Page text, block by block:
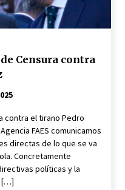
a juicio popular se
del Gobierno del
de León XIV
que le apoyen en
al rojo vivo en la
Censura contra
contra el tirano Pedro
FAES comunicamos
directas de lo que se va
Concretamente
políticas y la
[…]